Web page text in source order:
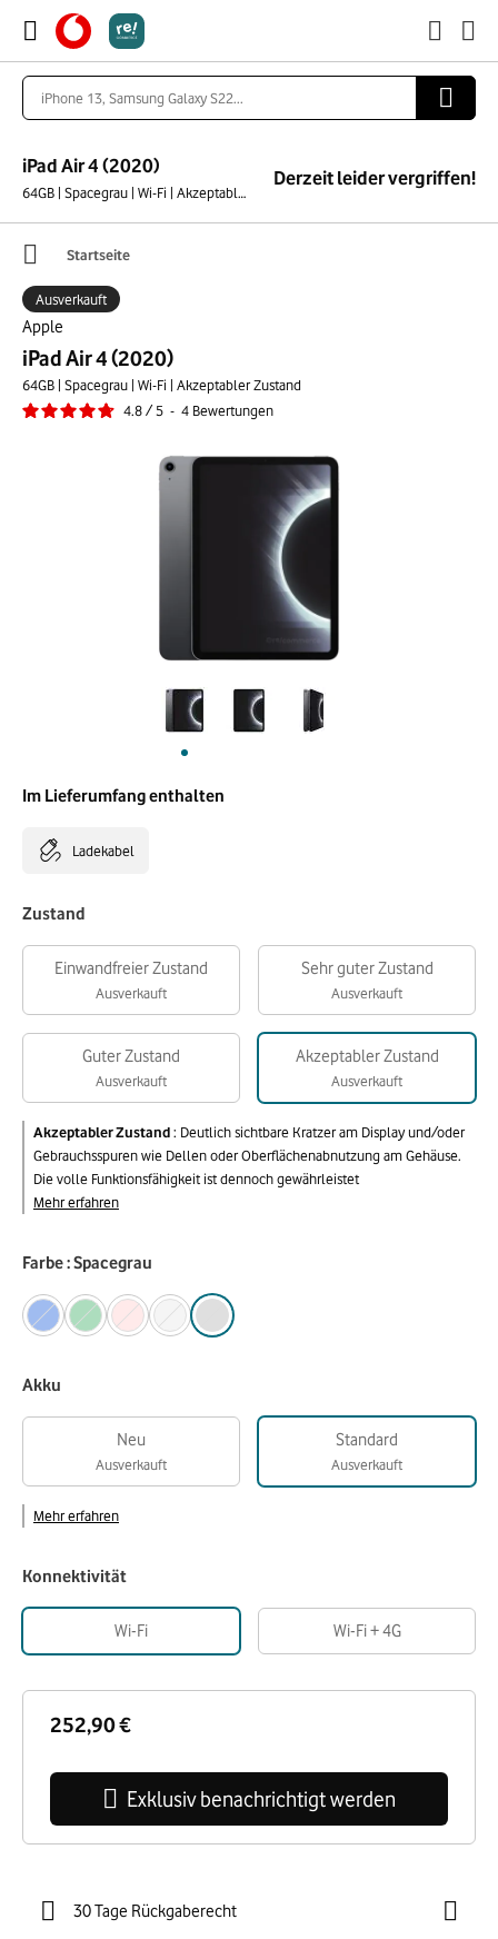
iPad Air 4 (2020)
64GB | Spacegrau | Wi-Fi | Akzeptabler Zustand
Derzeit leider vergriffen!
Startseite
Apple
iPad Air 4 (2020)
64GB | Spacegrau | Wi-Fi | Akzeptabler Zustand
4.8/5 - 4 Bewertungen
Ausverkauft
Im Lieferumfang enthalten
Ladekabel
252,90 €
Exklusiv benachrichtigt werden
Zustand
Einwandfreier Zustand
Ausverkauft
Sehr guter Zustand
Ausverkauft
Guter Zustand
Ausverkauft
Akzeptabler Zustand
Ausverkauft
Akzeptabler Zustand: Deutlich sichtbare Kratzer am Display und/oder
Gebrauchsspuren wie Dellen oder Oberflächenabnutzung am Gehäuse.
Die volle Funktionsfähigkeit ist dennoch gewährleistet
Mehr erfahren
Farbe : Spacegrau
Akku
Neu
Ausverkauft
Standard
Ausverkauft
Mehr erfahren
Konnektivität
Wi-Fi Wi-Fi + 4G
30 Tage Rückgaberecht